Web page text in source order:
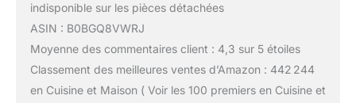
indisponible sur les pièces détachées
ASIN : B0BGQ8VWRJ
Moyenne des commentaires client : 4,3 sur 5 étoiles
Classement des meilleures ventes d’Amazon : 442 244
en Cuisine et Maison ( Voir les 100 premiers en Cuisine et